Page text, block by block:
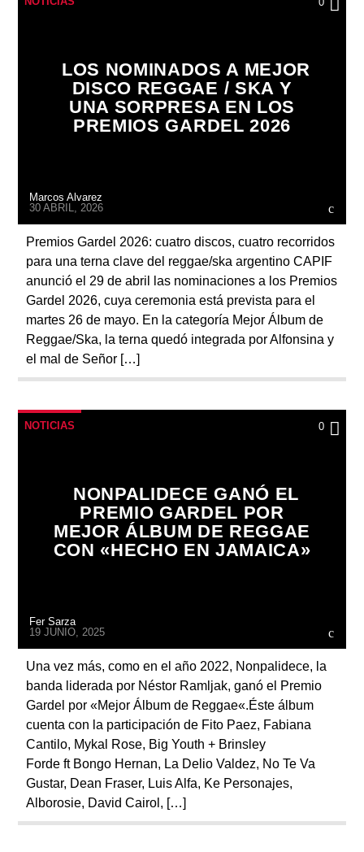
LOS NOMINADOS A MEJOR
DISCO REGGAE / SKA Y
UNA SORPRESA EN LOS
PREMIOS GARDEL 2026
Marcos Alvarez
30 ABRIL, 2026
Premios Gardel 2026: cuatro discos, cuatro recorridos
para una terna clave del reggae/ska argentino CAPIF
anunció el 29 de abril las nominaciones a los Premios
Gardel 2026, cuya ceremonia está prevista para el
martes 26 de mayo. En la categoría Mejor Álbum de
Reggae/Ska, la terna quedó integrada por Alfonsina y
el mal de Señor […]
NOTICIAS 0
NONPALIDECE GANÓ EL
PREMIO GARDEL POR
MEJOR ÁLBUM DE REGGAE
CON «HECHO EN JAMAICA»
Fer Sarza
19 JUNIO, 2025
Una vez más, como en el año 2022, Nonpalidece, la
banda liderada por Néstor Ramljak, ganó el Premio
Gardel por «Mejor Álbum de Reggae«.Éste álbum
cuenta con la participación de Fito Paez, Fabiana
Cantilo, Mykal Rose, Big Youth + Brinsley
Forde ft Bongo Hernan, La Delio Valdez, No Te Va
Gustar, Dean Fraser, Luis Alfa, Ke Personajes,
Alborosie, David Cairol, […]